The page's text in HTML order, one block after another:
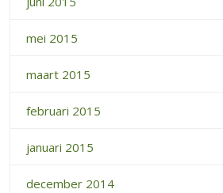
mei 2015
maart 2015
februari 2015
januari 2015
december 2014